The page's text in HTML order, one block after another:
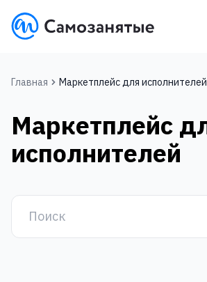
Главная Маркетплейс для исполнителей
Маркетплейс
исполнителей